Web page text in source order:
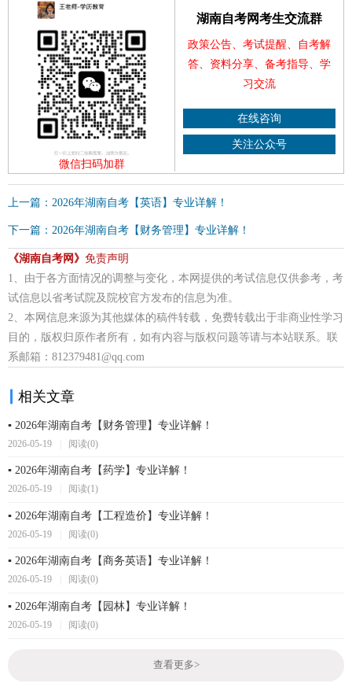
微信扫码加群
湖南自考网考生交流群
政策公告、考试提醒、自考解
答、资料分享、备考指导、学
习交流
在线咨询
关注公众号
上一篇：2026年湖南自考【英语】专业详解！
下一篇：2026年湖南自考【财务管理】专业详解！
《湖南自考网》 免责声明
1、由于各方面情况的调整与变化，本网提供的考试信息仅供参考，考
试信息以省考试院及院校官方发布的信息为准。
2、本网信息来源为其他媒体的稿件转载，免费转载出于非商业性学习
目的，版权归原作者所有，如有内容与版权问题等请与本站联系。联
系邮箱：812379481@qq.com
相关文章
▪ 2026年湖南自考【财务管理】专业详解！
2026-05-19 阅读(0)
▪ 2026年湖南自考【药学】专业详解！
2026-05-19 阅读(1)
▪ 2026年湖南自考【工程造价】专业详解！
2026-05-19 阅读(0)
▪ 2026年湖南自考【商务英语】专业详解！
2026-05-19 阅读(0)
▪ 2026年湖南自考【园林】专业详解！
2026-05-19 阅读(0)
查看更多>